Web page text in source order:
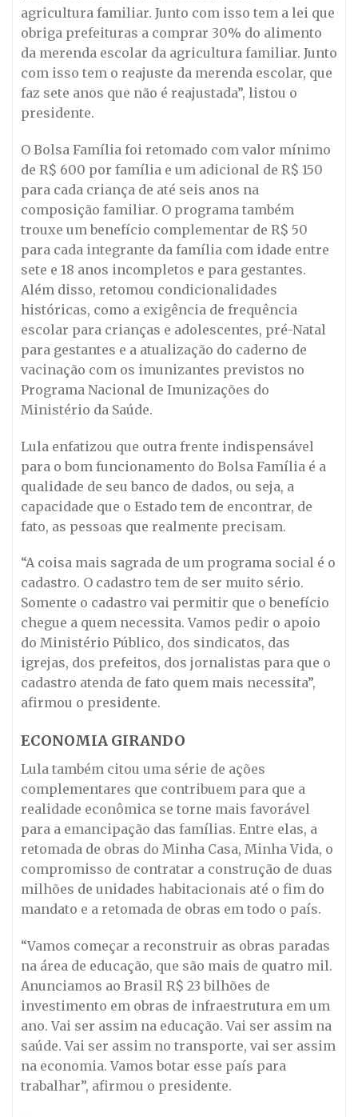
agricultura familiar. Junto com isso tem a lei que
obriga prefeituras a comprar 30% do alimento
da merenda escolar da agricultura familiar. Junto
com isso tem o reajuste da merenda escolar, que
faz sete anos que não é reajustada”, listou o
presidente.
O Bolsa Família foi retomado com valor mínimo
de R$ 600 por família e um adicional de R$ 150
para cada criança de até seis anos na
composição familiar. O programa também
trouxe um benefício complementar de R$ 50
para cada integrante da família com idade entre
sete e 18 anos incompletos e para gestantes.
Além disso, retomou condicionalidades
históricas, como a exigência de frequência
escolar para crianças e adolescentes, pré-Natal
para gestantes e a atualização do caderno de
vacinação com os imunizantes previstos no
Programa Nacional de Imunizações do
Ministério da Saúde.
Lula enfatizou que outra frente indispensável
para o bom funcionamento do Bolsa Família é a
qualidade de seu banco de dados, ou seja, a
capacidade que o Estado tem de encontrar, de
fato, as pessoas que realmente precisam.
“A coisa mais sagrada de um programa social é o
cadastro. O cadastro tem de ser muito sério.
Somente o cadastro vai permitir que o benefício
chegue a quem necessita. Vamos pedir o apoio
do Ministério Público, dos sindicatos, das
igrejas, dos prefeitos, dos jornalistas para que o
cadastro atenda de fato quem mais necessita”,
afirmou o presidente.
ECONOMIA GIRANDO
Lula também citou uma série de ações
complementares que contribuem para que a
realidade econômica se torne mais favorável
para a emancipação das famílias. Entre elas, a
retomada de obras do Minha Casa, Minha Vida, o
compromisso de contratar a construção de duas
milhões de unidades habitacionais até o fim do
mandato e a retomada de obras em todo o país.
“Vamos começar a reconstruir as obras paradas
na área de educação, que são mais de quatro mil.
Anunciamos ao Brasil R$ 23 bilhões de
investimento em obras de infraestrutura em um
ano. Vai ser assim na educação. Vai ser assim na
saúde. Vai ser assim no transporte, vai ser assim
na economia. Vamos botar esse país para
trabalhar”, afirmou o presidente.